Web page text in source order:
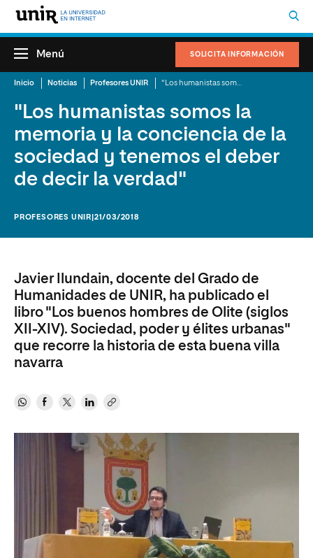
SOLICITA INFORMACIÓN
Menú
Inicio Noticias Profesores UNIR
"Los humanistas somos la
memoria y la conciencia de la
sociedad y tenemos el deber
de decir la verdad"
PROFESORES UNIR |21/03/2018
Javier Ilundain, docente del Grado de
Humanidades de UNIR, ha publicado el
libro "Los buenos hombres de Olite (siglos
XII-XIV). Sociedad, poder y élites urbanas"
que recorre la historia de esta buena villa
navarra